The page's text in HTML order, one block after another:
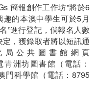
簡報創作工作坊”將於6
的本澳中學生可於5月
”進行登記，倘報名人數
，獲錄取者將以短訊通
公共圖書館網頁
青洲坊圖書館（電話：
門科學館（電話：8795